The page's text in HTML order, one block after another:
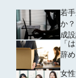
若
か
成
「
辞
女